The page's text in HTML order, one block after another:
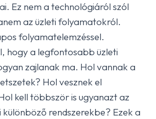
Ez nem a technológiáról szól
az üzleti folyamatokról.
folyamatelemzéssel.
hogy a legfontosabb üzleti
zajlanak ma. Hol vannak a
Hol vesznek el
kell többször is ugyanazt az
rendszerekbe? Ezek a